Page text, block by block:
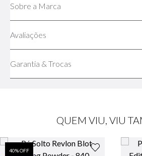
Sobre a Marca
Avaliações
Garantia & Trocas
QUEM VIU, VIU
40% OFF